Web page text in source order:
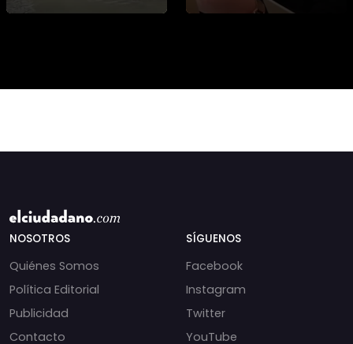
campo chileno.
beneficio fiscal
NOSOTROS
Quiénes Somos
Política Editorial
Publicidad
Contacto
SÍGUENOS
Facebook
Instagram
Twitter
YouTube